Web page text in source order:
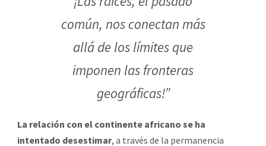
común, nos conectan más
allá de los límites que
imponen las fronteras
geográficas!”
La relación con el continente africano se ha
intentado desestimar, a través de la permanencia